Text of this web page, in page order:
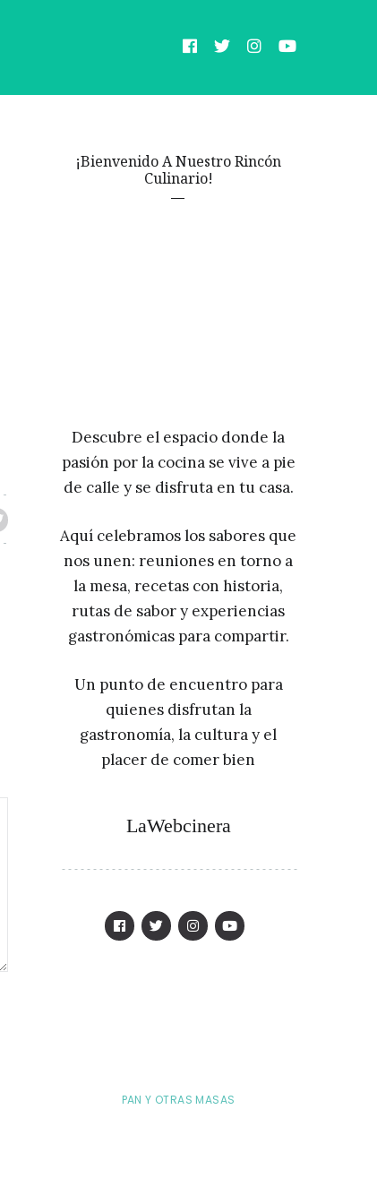
¡Bienvenido A Nuestro Rincón
Culinario!
Descubre el espacio donde la
pasión por la cocina se vive a pie
de calle y se disfruta en tu casa.
Aquí celebramos los sabores que
nos unen: reuniones en torno a
la mesa, recetas con historia,
rutas de sabor y experiencias
gastronómicas para compartir.
Un punto de encuentro para
quienes disfrutan la
gastronomía, la cultura y el
placer de comer bien
LaWebcinera
PAN Y OTRAS MASAS